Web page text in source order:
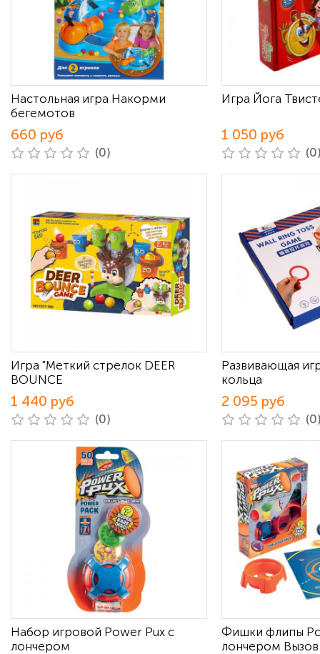
Настольная игра Накорми
бегемотов
660 руб
(0)
Игра Йога
1 050 руб
Игра "Меткий стрелок DEER
BOUNCE
1 440 руб
(0)
Развивающая
кольца
2 095 руб
Набор игровой Power Pux с
лончером
Фишки флипы
лончером Вызов